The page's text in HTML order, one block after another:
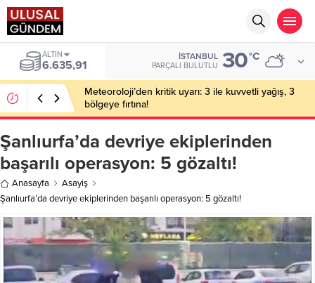
BIST
13.779,39
İSTANBUL
PARÇALI BULUTLU 30°C
Meteoroloji’den kritik uyarı: 3 ile kuvvetli yağış, 3
bölgeye fırtına!
Şanlıurfa’da devriye ekiplerinden
başarılı operasyon: 5 gözaltı!
Anasayfa
Asayiş
Şanlıurfa’da devriye ekiplerinden başarılı operasyon: 5 gözaltı!